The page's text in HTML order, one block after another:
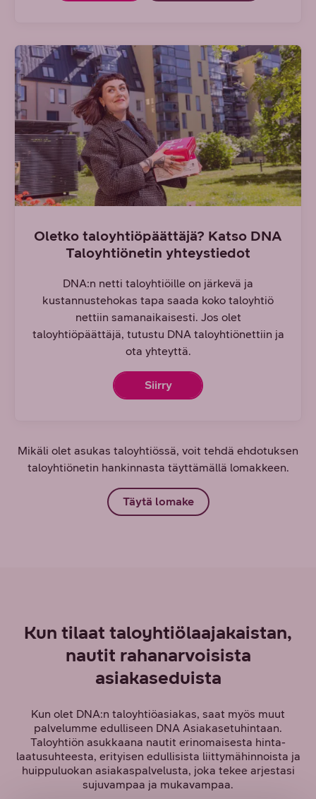
Oletko taloyhtiöpäättäjä? Katso DNA
Taloyhtiönetin yhteystiedot
DNA:n netti taloyhtiöille on järkevä ja
kustannustehokas tapa saada koko taloyhtiö
nettiin samanaikaisesti. Jos olet
taloyhtiöpäättäjä, tutustu DNA taloyhtiönettiin ja
ota yhteyttä.
Siirry
Mikäli olet asukas taloyhtiössä, voit tehdä ehdotuksen
taloyhtiönetin hankinnasta täyttämällä lomakkeen.
Täytä lomake
Kun tilaat taloyhtiölaajakaistan,
nautit rahanarvoisista
asiakaseduista
Kun olet DNA:n taloyhtiöasiakas, saat myös muut
palvelumme edulliseen DNA Asiakasetuhintaan.
Taloyhtiön asukkaana nautit erinomaisesta hinta-
laatusuhteesta, erityisen edullisista liittymähinnoista ja
huippuluokan asiakaspalvelusta, joka tekee arjestasi
sujuvampaa ja mukavampaa.